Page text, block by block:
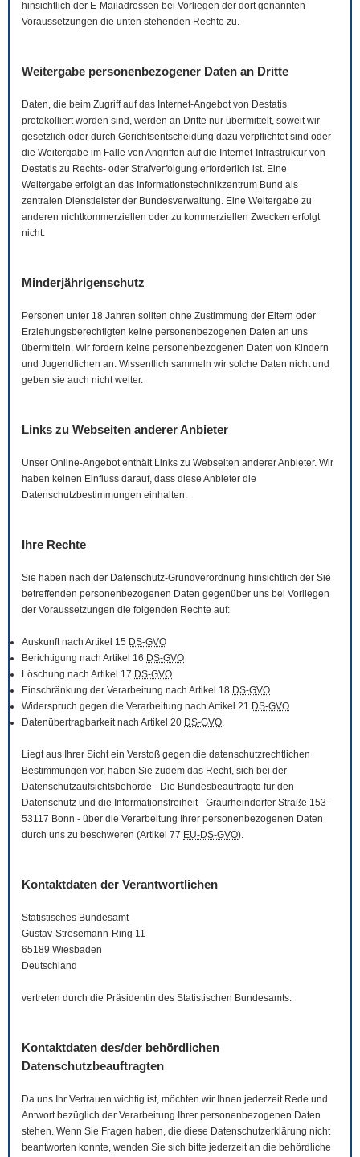
hinsichtlich der E-Mail adressen bei Vorliegen der dort genannten
Voraussetzungen die unten stehenden Rechte zu.
Weitergabe personenbezogener Daten an Dritte
Daten, die beim Zugriff auf das Internet-Angebot von Destatis
protokolliert worden sind, werden an Dritte nur übermittelt, soweit wir
gesetzlich oder durch Gerichtsentscheidung dazu verpflichtet sind oder
die Weitergabe im Falle von Angriffen auf die Internet-Infrastruktur von
Destatis zu Rechts- oder Strafverfolgung erforderlich ist. Eine
Weitergabe erfolgt an das Informationstechnikzentrum Bund als
zentralen Dienstleister der Bundesverwaltung. Eine Weitergabe zu
anderen nichtkommerziellen oder zu kommerziellen Zwecken erfolgt
nicht.
Minderjährigenschutz
Personen unter 18 Jahren sollten ohne Zustimmung der Eltern oder
Erziehungsberechtigten keine personenbezogenen Daten an uns
übermitteln. Wir fordern keine personenbezogenen Daten von Kindern
und Jugendlichen an. Wissentlich sammeln wir solche Daten nicht und
geben sie auch nicht weiter.
Links zu Webseiten anderer Anbieter
Unser Online-Angebot enthält Links zu Webseiten anderer Anbieter. Wir
haben keinen Einfluss darauf, dass diese Anbieter die
Datenschutzbestimmungen einhalten.
Ihre Rechte
Sie haben nach der Datenschutz-Grundverordnung hinsichtlich der Sie
betreffenden personenbezogenen Daten gegenüber uns bei Vorliegen
der Voraussetzungen die folgenden Rechte auf:
Auskunft nach Artikel 15 DS-GVO
Berichtigung nach Artikel 16 DS-GVO
Löschung nach Artikel 17 DS-GVO
Einschränkung der Verarbeitung nach Artikel 18 DS-GVO
Widerspruch gegen die Verarbeitung nach Artikel 21 DS-GVO
Datenübertragbarkeit nach Artikel 20 DS-GVO.
Liegt aus Ihrer Sicht ein Verstoß gegen die datenschutzrechtlichen
Bestimmungen vor, haben Sie zudem das Recht, sich bei der
Datenschutzaufsichtsbehörde - Die Bundesbeauftragte für den
Datenschutz und die Informationsfreiheit - Graurheindorfer Straße 153 -
53117 Bonn - über die Verarbeitung Ihrer personenbezogenen Daten
durch uns zu beschweren (Artikel 77 EU-DS-GVO).
Kontaktdaten der Verantwortlichen
Statistisches Bundesamt
Gustav-Stresemann-Ring 11
65189 Wiesbaden
Deutschland
vertreten durch die Präsidentin des Statistischen Bundesamts.
Kontaktdaten des/der behördlichen
Datenschutzbeauftragten
Da uns Ihr Vertrauen wichtig ist, möchten wir Ihnen jederzeit Rede und
Antwort bezüglich der Verarbeitung Ihrer personenbezogenen Daten
stehen. Wenn Sie Fragen haben, die diese Datenschutzerklärung nicht
beantworten konnte, wenden Sie sich bitte jederzeit an die behördliche